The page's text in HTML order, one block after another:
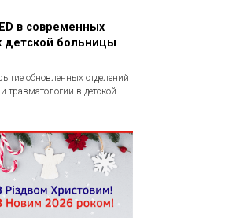
в современных
детской больницы
обновленных отделений
травматологии в детской